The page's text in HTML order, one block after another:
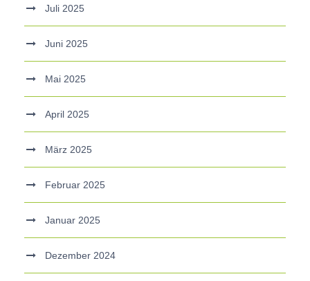
Juli 2025
Juni 2025
Mai 2025
April 2025
März 2025
Februar 2025
Januar 2025
Dezember 2024